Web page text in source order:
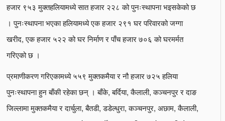
हजार ९५३ मुक्तहलियामध्ये सात हजार २२८ को पुनःस्थापना भइसकेको छ
। पुनःस्थापना भएका हलियामध्ये एक हजार २९१ घर परिवारको जग्गा
खरीद, एक हजार ५२२ को घर निर्माण र पाँच हजार ७०६ को घरमर्मत
गरिएको छ ।
प्रमाणीकरण गरिएकामध्ये ५५९ मुक्तकमैया र नौ हजार ७२५ हलिया
पुनःस्थापना हुन बाँकी रहेका छन् । बाँके, बर्दिया, कैलाली, कञ्चनपुर र दाङ
जिल्लामा मुक्तकमैया र दार्चुला, बैतडी, डडेल्धुरा, कञ्चनपुर, अछाम, कैलाली,